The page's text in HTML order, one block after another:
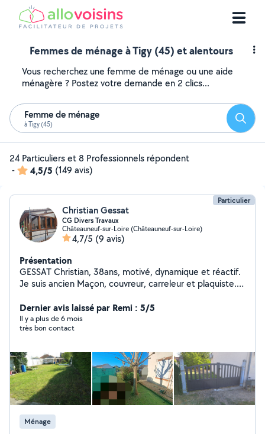
Femmes de ménage à Tigy (45) et alentours
Vous recherchez une femme de ménage ou une aide
ménagère ? Postez votre demande en 2 clics...
Femme de ménage
à Tigy (45)
24 Particuliers et 8 Professionnels répondent
-
4,5/5 (149 avis)
Particulier
Christian Gessat
CG Divers Travaux
Châteauneuf-sur-Loire (Châteauneuf-sur-Loire)
4,7/5 (9 avis)
Présentation
GESSAT Christian, 38ans, motivé, dynamique et réactif.
Je suis ancien Maçon, couvreur, carreleur et plaquiste.
tonte, abattage d'arbres, désencombrement, divers
travaux dans la limite de mes compétences. Je fais
aussi de la destruction de nid de guêpes et de frelons
FERAIS PAS UNE CHOSES QUE JE NE SAIS PAS FAIRE.
Dernier avis laissé par Remi : 5/5
Il y a plus de 6 mois
très bon contact
Ménage